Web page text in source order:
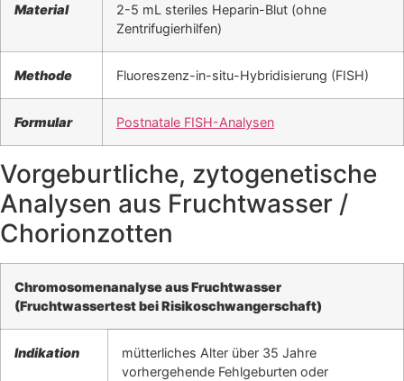
Material
2-5 mL steriles Heparin-Blut (ohne
Zentrifugierhilfen)
Methode Fluoreszenz-in-situ-Hybridisierung (FISH)
Formular Postnatale FISH-Analysen
Vorgeburtliche, zytogenetische
Analysen aus Fruchtwasser /
Chorionzotten
Chromosomenanalyse aus Fruchtwasser
(Fruchtwassertest bei Risikoschwangerschaft)
Indikation
mütterliches Alter über 35 Jahre
vorhergehende Fehlgeburten oder